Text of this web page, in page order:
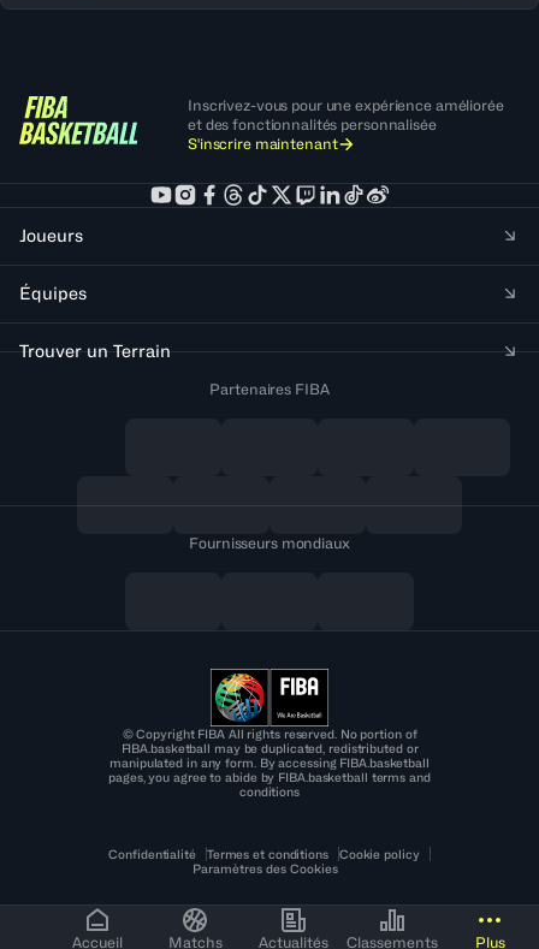
Accueil Matchs Actualités Classements Plus
Inscrivez-vous pour une expérience améliorée
et des fonctionnalités personnalisée
S'inscrire maintenant
Joueurs
Équipes
Trouver un Terrain
Partenaires FIBA
Fournisseurs mondiaux
© Copyright FIBA All rights reserved. No portion of
FIBA.basketball may be duplicated, redistributed or
manipulated in any form. By accessing FIBA.basketball
pages, you agree to abide by FIBA.basketball terms and
conditions
Confidentialité Termes et conditions
Cookie policy
Paramètres des Cookies